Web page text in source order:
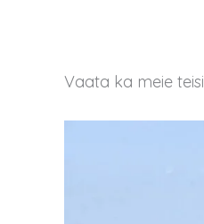
Vaata ka meie teisi